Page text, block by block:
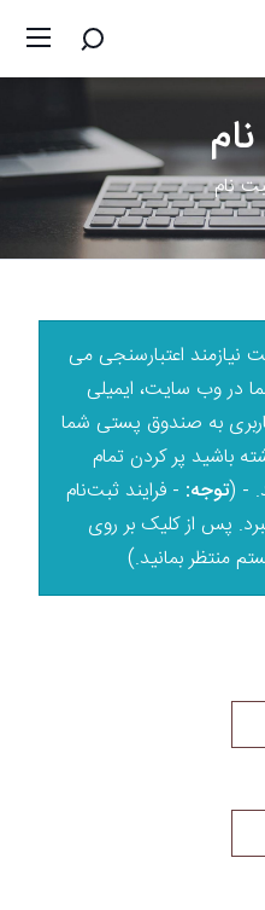
نام
نام
اعتبارسنجی می
در وب سایت، ایمیلی
به صندوق پستی شما
باشید پر کردن تمام
-
(توجه: - فرایند ثبت‌نام
پس از کلیک بر روی
منتظر بمانید.)